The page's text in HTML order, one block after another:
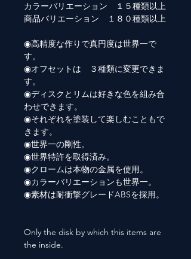
カラーバリエーション １５種類以上
商品バリエーション １８０種類以上
◉高精度な作りで真円度は世界一で
す。
◉オフセットは ３種類に変更できま
す。
◉ディスクとリムは好きな色を組み合
わせできます。
◉それぞれを塗装して楽しむこともで
きます。
◉世界一の剛性。
◉世界特許を取得済み。
◉クロームは本物の金属を使用。
◉カラーバリエーションも世界一。
◉素材は耐衝撃グレードABSを採用。
Only the disk by which this items are
the inside.